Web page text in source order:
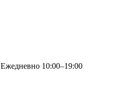
Ежедневно 10:00–19:00